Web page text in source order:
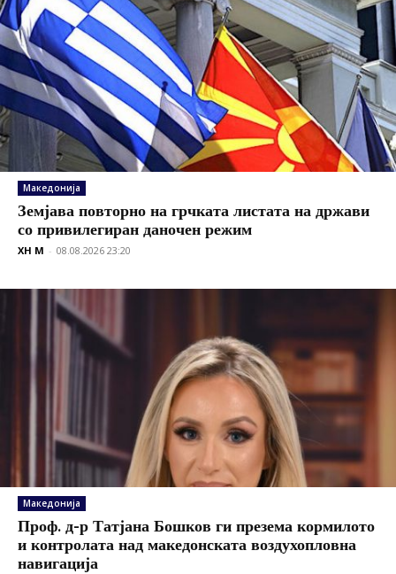
Македонија
Земјава повторно на грчката листата на држави
со привилегиран даночен режим
XH M - 08.08.2026 23:20
Македонија
Проф. д-р Татјана Бошков ги презема кормилото
и контролата над македонската воздухопловна
навигација